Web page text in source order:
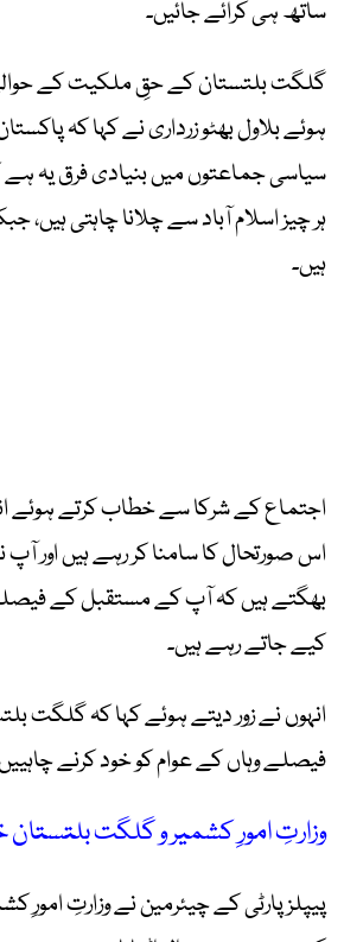
ساتھ ہی کرائے جائیں۔
گلگت بلتستان کے حقِ ملکیت کے
ہوئے بلاول بھٹو زرداری نے کہا کہ پاکستان
سیاسی جماعتوں میں بنیادی فرق یہ
ہر چیز اسلام آباد سے چلانا چاہتی
ہیں۔
اجتماع کے شرکا سے خطاب کرتے ہوئے
اس صورتحال کا سامنا کر رہے ہیں اور
بھگتے ہیں کہ آپ کے مستقبل کے
کیے جاتے رہے ہیں۔
انہوں نے زور دیتے ہوئے کہا کہ گلگت
فیصلے وہاں کے عوام کو خود کرنے
وزارتِ امورِ کشمیر و گلگت بلتستان
پیپلز پارٹی کے چیئرمین نے وزارتِ امورِ